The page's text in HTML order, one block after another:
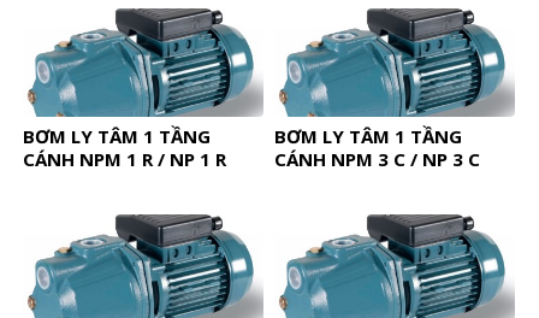
BƠM LY TÂM 1 TẦNG
CÁNH NPM 1 R / NP 1 R
BƠM LY TÂM 1 TẦNG
CÁNH NPM 3 C / NP 3 C